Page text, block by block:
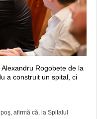
Rogobete de la
a construit un spital, ci
afirmă că, la Spitalul